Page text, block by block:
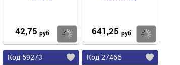
42,75 руб Купить
641,25 руб
Код 59273 Код 27466